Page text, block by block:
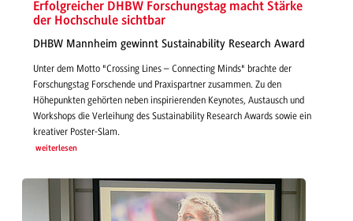
Erfolgreicher DHBW Forschungstag macht Stärke
der Hochschule sichtbar
DHBW Mannheim gewinnt Sustainability Research Award
Unter dem Motto "Crossing Lines – Connecting Minds" brachte der
Forschungstag Forschende und Praxispartner zusammen. Zu den
Höhepunkten gehörten neben inspirierenden Keynotes, Austausch und
Workshops die Verleihung des Sustainability Research Awards sowie ein
kreativer Poster-Slam.
weiterlesen